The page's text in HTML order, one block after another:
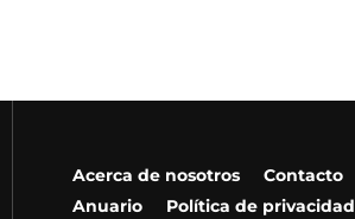
Acerca de nosotros Contacto
Anuario
Política de privacidad